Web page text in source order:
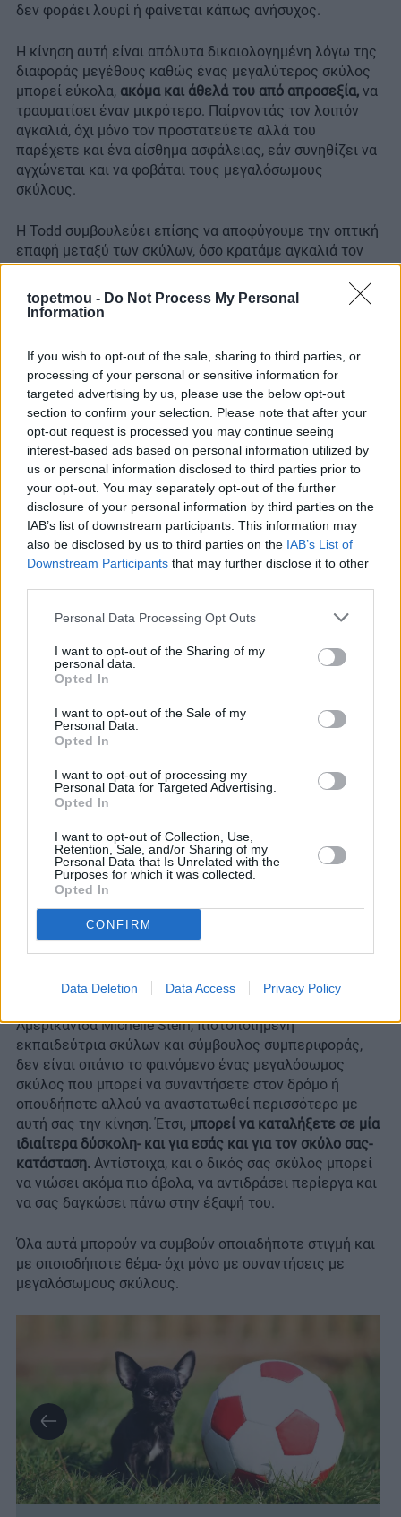
topetmou - Do Not Process My Personal
Information
If you wish to opt-out of the sale, sharing to third parties, or
processing of your personal or sensitive information for
targeted advertising by us, please use the below opt-out
section to confirm your selection. Please note that after your
opt-out request is processed you may continue seeing
interest-based ads based on personal information utilized by
us or personal information disclosed to third parties prior to
your opt-out. You may separately opt-out of the further
disclosure of your personal information by third parties on the
IAB’s list of downstream participants. This information may
also be disclosed by us to third parties on the IAB’s List of
Downstream Participants that may further disclose it to other
Personal Data Processing Opt Outs
I want to opt-out of the Sharing of my
personal data.
Opted In
I want to opt-out of the Sale of my
Personal Data.
Opted In
I want to opt-out of processing my
Personal Data for Targeted Advertising.
Opted In
I want to opt-out of Collection, Use,
Retention, Sale, and/or Sharing of my
Personal Data that Is Unrelated with the
Purposes for which it was collected.
Opted In
CONFIRM
Data Deletion Data Access Privacy Policy
δεν φοράει λουρί ή φαίνεται κάπως ανήσυχος.
Η κίνηση αυτή είναι απόλυτα δικαιολογημένη λόγω της
διαφοράς μεγέθους καθώς ένας μεγαλύτερος σκύλος
μπορεί εύκολα, ακόμα και άθελά του από απροσεξία, να
τραυματίσει έναν μικρότερο. Παίρνοντάς τον λοιπόν
αγκαλιά, όχι μόνο τον προστατεύετε αλλά του
παρέχετε και ένα αίσθημα ασφάλειας, εάν συνηθίζει να
αγχώνεται και να φοβάται τους μεγαλόσωμους
σκύλους.
Η Todd συμβουλεύει επίσης να αποφύγουμε την οπτική
επαφή μεταξύ των σκύλων, όσο κρατάμε αγκαλιά τον
σκύλο μας. Με αυτόν τον τρόπο θα περιορίσουμε την
ένταση που μπορεί να δημιουργηθεί μεταξύ τους και
θα πάρουμε μία απόσταση ασφαλείας.
Πότε δεν είναι καλή ιδέα να σηκώσουμε ψηλά έναν
μικρόσωμο σκύλο;
μπορεί μεν να τον προστατεύσει από διάφορα αλλά
Αμερικανίδα Michelle Stern, πιστοποιημένη
εκπαιδεύτρια σκύλων και σύμβουλος συμπεριφοράς,
δεν είναι σπάνιο το φαινόμενο ένας μεγαλόσωμος
σκύλος που μπορεί να συναντήσετε στον δρόμο ή
οπουδήποτε αλλού να αναστατωθεί περισσότερο με
αυτή σας την κίνηση. Έτσι, μπορεί να καταλήξετε σε μία
ιδιαίτερα δύσκολη- και για εσάς και για τον σκύλο σας-
κατάσταση. Αντίστοιχα, και ο δικός σας σκύλος μπορεί
να νιώσει ακόμα πιο άβολα, να αντιδράσει περίεργα και
να σας δαγκώσει πάνω στην έξαψή του.
Όλα αυτά μπορούν να συμβούν οποιαδήποτε στιγμή και
με οποιοδήποτε θέμα- όχι μόνο με συναντήσεις με
μεγαλόσωμους σκύλους.